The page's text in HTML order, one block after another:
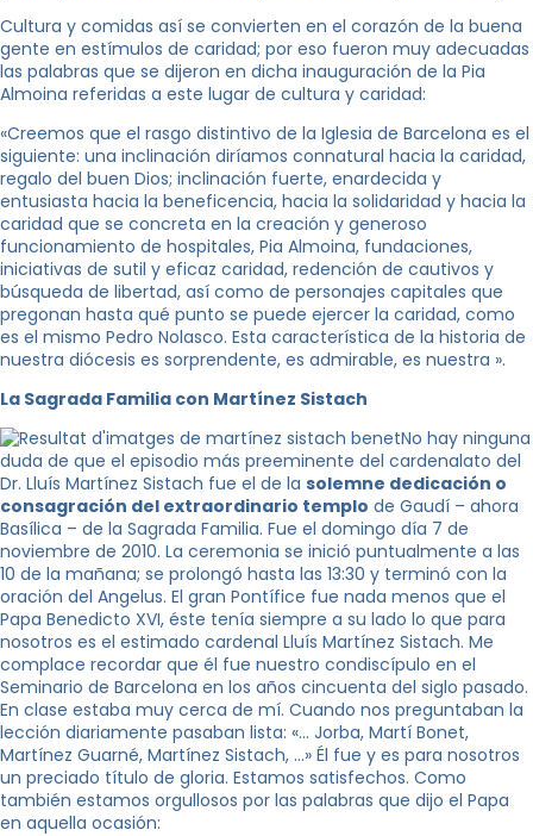
Cultura y comidas así se convierten en el corazón de la buena
gente en estímulos de caridad; por eso fueron muy adecuadas
las palabras que se dijeron en dicha inauguración de la Pia
Almoina referidas a este lugar de cultura y caridad:
«Creemos que el rasgo distintivo de la Iglesia de Barcelona es el
siguiente: una inclinación diríamos connatural hacia la caridad,
regalo del buen Dios; inclinación fuerte, enardecida y
entusiasta hacia la beneficencia, hacia la solidaridad y hacia la
caridad que se concreta en la creación y generoso
funcionamiento de hospitales, Pia Almoina, fundaciones,
iniciativas de sutil y eficaz caridad, redención de cautivos y
búsqueda de libertad, así como de personajes capitales que
pregonan hasta qué punto se puede ejercer la caridad, como
es el mismo Pedro Nolasco. Esta característica de la historia de
nuestra diócesis es sorprendente, es admirable, es nuestra ».
La Sagrada Familia con Martínez Sistach
No hay ninguna
duda de que el episodio más preeminente del cardenalato del
Dr. Lluís Martínez Sistach fue el de la solemne dedicación o
consagración del extraordinario templo de Gaudí – ahora
Basílica – de la Sagrada Familia. Fue el domingo día 7 de
noviembre de 2010. La ceremonia se inició puntualmente a las
10 de la mañana; se prolongó hasta las 13:30 y terminó con la
oración del Angelus. El gran Pontífice fue nada menos que el
Papa Benedicto XVI, éste tenía siempre a su lado lo que para
nosotros es el estimado cardenal Lluís Martínez Sistach. Me
complace recordar que él fue nuestro condiscípulo en el
Seminario de Barcelona en los años cincuenta del siglo pasado.
En clase estaba muy cerca de mí. Cuando nos preguntaban la
lección diariamente pasaban lista: «… Jorba, Martí Bonet,
Martínez Guarné, Martínez Sistach, …» Él fue y es para nosotros
un preciado título de gloria. Estamos satisfechos. Como
también estamos orgullosos por las palabras que dijo el Papa
en aquella ocasión: